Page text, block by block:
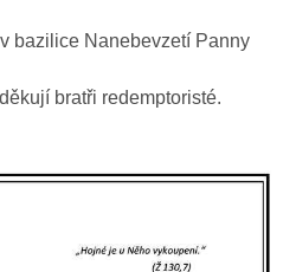
v bazilice Nanebevzetí Panny
bratři redemptoristé.